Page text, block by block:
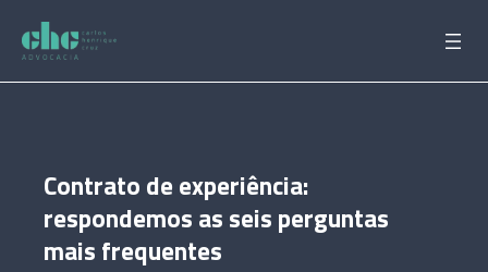
para
conteúdo
Contrato de experiência:
respondemos as seis perguntas
mais frequentes